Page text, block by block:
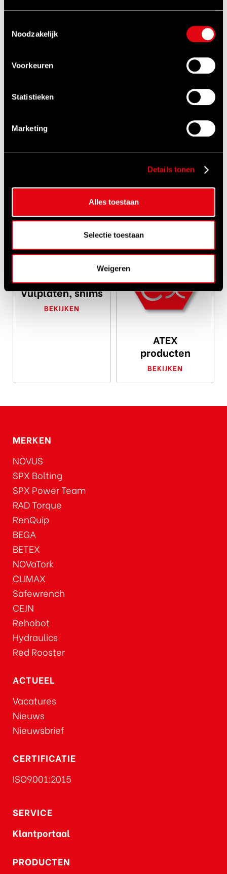
Noodzakelijk
Voorkeuren
Statistieken
Marketing
Details tonen
Alles toestaan
Selectie toestaan
Weigeren
krachtdoppen
BEKIJKEN
Hydraulics
Lager
montagesets
BEKIJKEN
Vulplaten, shims
BEKIJKEN
ATEX
producten
BEKIJKEN
MERKEN
NOVUS
SPX Bolting
SPX Power Team
RAD Torque
RenQuip
BEGA
BETEX
NOVaTork
CLIMAX
Safewrench
CEJN
Rehobot
Hydraulics
Red Rooster
ACTUEEL
Vacatures
Nieuws
Nieuwsbrief
CERTIFICATIE
ISO9001:2015
SERVICE
Klantportaal
PRODUCTEN